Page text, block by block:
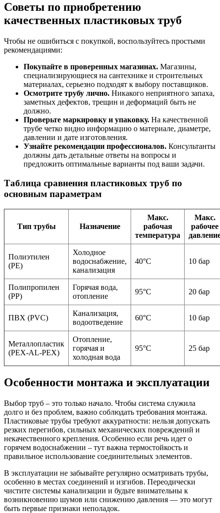
Советы по приобретению
качественных пластиковых труб
Чтобы не ошибиться с покупкой, воспользуйтесь простыми
рекомендациями:
Покупайте в проверенных магазинах. Магазины,
специализирующиеся на сантехнике и строительных
материалах, серьезно подходят к выбору поставщиков.
Осмотрите трубу лично. Никакого неприятного запаха,
заметных дефектов, трещин и деформаций быть не
должно.
Проверьте маркировку и упаковку. На качественной
трубе четко видно информацию о материале, диаметре,
давлении и дате изготовления.
Узнайте рекомендации профессионалов. Консультанты
должны дать детальные ответы на вопросы и
предложить оптимальные варианты под ваши задачи.
Таблица сравнения пластиковых труб по
основным параметрам
Тип трубы Назначение
Макс.
рабочая
температура
Макс.
рабочее
Полиэтилен
(PE)
Холодное
водоснабжение,
канализация
40°C 10 бар
Полипропилен
(PP)
Горячая вода,
отопление
95°C 20 бар
ПВХ (PVC)
Канализация,
водоотведение
60°C 10 бар
Металлопластик
(PEX-AL-PEX)
Отопление,
горячая и
холодная вода
95°C 25 бар
Особенности монтажа и эксплуатации
Выбор труб – это только начало. Чтобы система служила
долго и без проблем, важно соблюдать требования монтажа.
Пластиковые трубы требуют аккуратности: нельзя допускать
резких перегибов, сильных механических повреждений и
некачественного крепления. Особенно если речь идет о
горячем водоснабжении – тут важна термостойкость и
правильное использование соединительных элементов.
В эксплуатации не забывайте регулярно осматривать трубы,
особенно в местах соединений и изгибов. Переодически
чистите системы канализации и будьте внимательны к
возникновению шумов или снижению давления — это могут
быть первые признаки неполадок.